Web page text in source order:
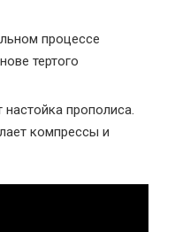
процессе
тертого
прополиса.
компрессы и